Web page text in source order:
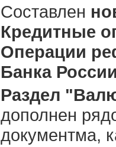
Составлен
Кредитные
Операции
Банка
Раздел
дополнен
документма,